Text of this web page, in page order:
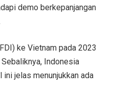
demo berkepanjangan
ke Vietnam pada 2023
Indonesia
ini jelas menunjukkan ada